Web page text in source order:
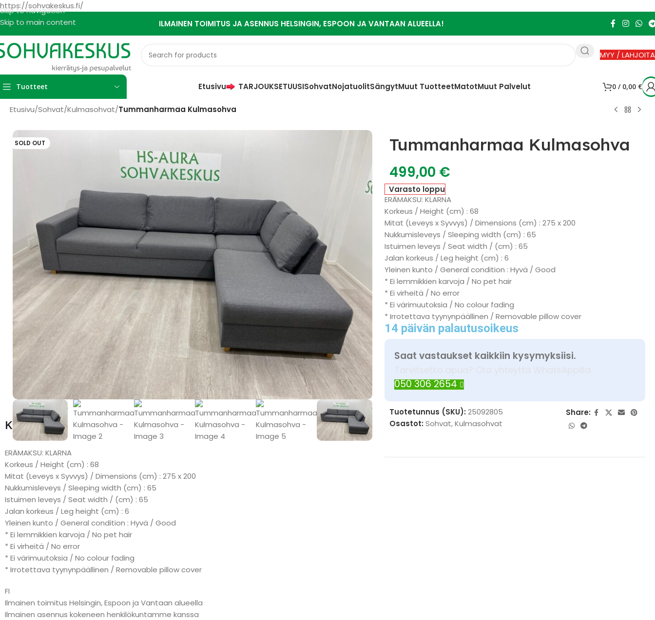
https://sohvakeskus.fi/
Skip to navigation
Skip to main content
ILMAINEN TOIMITUS JA ASENNUS HELSINGIN, ESPOON JA VANTAAN ALUEELLA!
MYY / LAHJOITA
Tuotteet Etusivu TARJOUKSETUUSISohvatNojatuolitSängytMuut TuotteetMatotMuut Palvelut 0 / 0,00 €
Etusivu/Sohvat/Kulmasohvat/Tummanharmaa Kulmasohva
SOLD OUT Tummanharmaa Kulmasohva
499,00 €
Varasto loppu
ERÄMAKSU: KLARNA
Korkeus / Height (cm) : 68
Mitat (Leveys x Syvvys) / Dimensions (cm) : 275 x 200
Nukkumisleveys / Sleeping width (cm) : 65
Istuimen leveys / Seat width / (cm) : 65
Jalan korkeus / Leg height (cm) : 6
Yleinen kunto / General condition : Hyvä / Good
* Ei lemmikkien karvoja / No pet hair
* Ei virheitä / No error
* Ei värimuutoksia / No colour fading
* Irrotettava tyynynpäällinen / Removable pillow cover
14 päivän palautusoikeus
Saat vastaukset kaikkiin kysymyksiisi.
Tarvitsetko apua? Ota yhteyttä WhatsAppilla
050 306 2654
Tuotetunnus (SKU):25092805
Osastot: Sohvat,Kulmasohvat
Share:
Kuvaus
ERÄMAKSU: KLARNA
Korkeus / Height (cm) : 68
Mitat (Leveys x Syvvys) / Dimensions (cm) : 275 x 200
Nukkumisleveys / Sleeping width (cm) : 65
Istuimen leveys / Seat width / (cm) : 65
Jalan korkeus / Leg height (cm) : 6
Yleinen kunto / General condition : Hyvä / Good
* Ei lemmikkien karvoja / No pet hair
* Ei virheitä / No error
* Ei värimuutoksia / No colour fading
* Irrotettava tyynynpäällinen / Removable pillow cover
FI
Ilmainen toimitus Helsingin, Espoon ja Vantaan alueella
Ilmainen asennus kokeneen henkilökuntamme kanssa